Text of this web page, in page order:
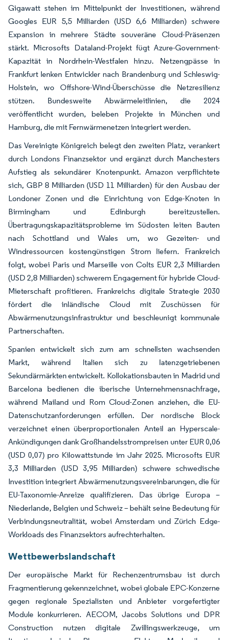
Gigawatt stehen im Mittelpunkt der Investitionen, während
Googles EUR 5,5 Milliarden (USD 6,6 Milliarden) schwere
Expansion in mehrere Städte souveräne Cloud-Präsenzen
stärkt. Microsofts Dataland-Projekt fügt Azure-Government-
Kapazität in Nordrhein-Westfalen hinzu. Netzengpässe in
Frankfurt lenken Entwickler nach Brandenburg und Schleswig-
Holstein, wo Offshore-Wind-Überschüsse die Netzresilienz
stützen. Bundesweite Abwärmeleitlinien, die 2024
veröffentlicht wurden, beleben Projekte in München und
Hamburg, die mit Fernwärmenetzen integriert werden.
Das Vereinigte Königreich belegt den zweiten Platz, verankert
durch Londons Finanzsektor und ergänzt durch Manchesters
Aufstieg als sekundärer Knotenpunkt. Amazon verpflichtete
sich, GBP 8 Milliarden (USD 11 Milliarden) für den Ausbau der
Londoner Zonen und die Einrichtung von Edge-Knoten in
Birmingham und Edinburgh bereitzustellen.
Übertragungskapazitätsprobleme im Südosten leiten Bauten
nach Schottland und Wales um, wo Gezeiten- und
Windressourcen kostengünstigen Strom liefern. Frankreich
folgt, wobei Paris und Marseille von Colts EUR 2,3 Milliarden
(USD 2,8 Milliarden) schwerem Engagement für hybride Cloud-
Mieterschaft profitieren. Frankreichs digitale Strategie 2030
fördert die inländische Cloud mit Zuschüssen für
Abwärmenutzungsinfrastruktur und beschleunigt kommunale
Partnerschaften.
Spanien entwickelt sich zum am schnellsten wachsenden
Markt, während Italien sich zu latenzgetriebenen
Sekundärmärkten entwickelt. Kollokationsbauten in Madrid und
Barcelona bedienen die iberische Unternehmensnachfrage,
während Mailand und Rom Cloud-Zonen anziehen, die EU-
Datenschutzanforderungen erfüllen. Der nordische Block
verzeichnet einen überproportionalen Anteil an Hyperscale-
Ankündigungen dank Großhandelsstrompreisen unter EUR 0,06
(USD 0,07) pro Kilowattstunde im Jahr 2025. Microsofts EUR
3,3 Milliarden (USD 3,95 Milliarden) schwere schwedische
Investition integriert Abwärmenutzungsvereinbarungen, die für
EU-Taxonomie-Anreize qualifizieren. Das übrige Europa –
Niederlande, Belgien und Schweiz – behält seine Bedeutung für
Verbindungsneutralität, wobei Amsterdam und Zürich Edge-
Workloads des Finanzsektors aufrechterhalten.
Wettbewerbslandschaft
Der europäische Markt für Rechenzentrumsbau ist durch
Fragmentierung gekennzeichnet, wobei globale EPC-Konzerne
gegen regionale Spezialisten und Anbieter vorgefertigter
Module konkurrieren. AECOM, Jacobs Solutions und DPR
Construction nutzen digitale Zwillingswerkzeuge, um